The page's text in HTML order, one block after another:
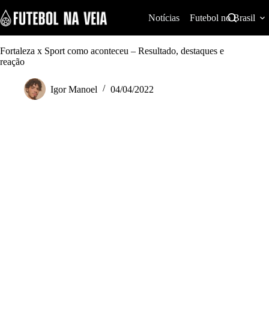
k
i
p
t
o
Notícias Futebol no Brasil
Fortaleza x Sport como aconteceu – Resultado, destaques e
reação
Igor Manoel 04/04/2022